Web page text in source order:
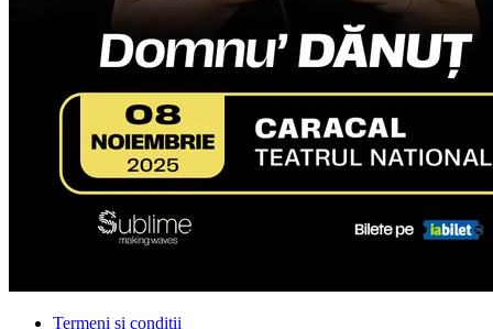
Termeni și condiții